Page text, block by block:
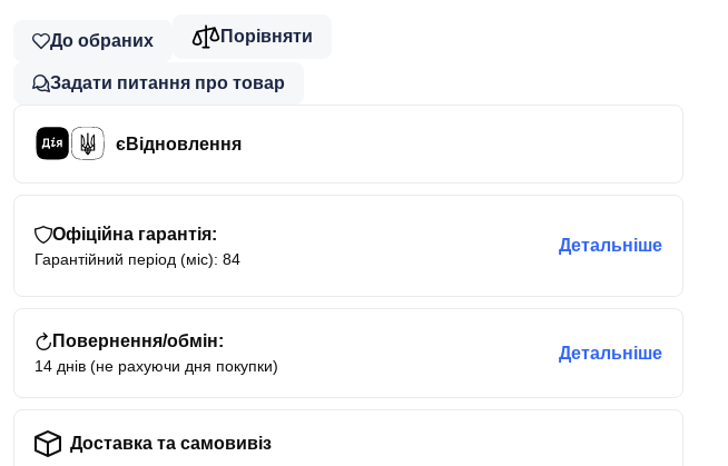
До обраних Порівняти
Задати питання про товар
єВідновлення
Офіційна гарантія:
Гарантійний період (міс): 84
Детальніше
Повернення/обмін:
14 днів (не рахуючи дня покупки)
Детальніше
Доставка та самовивіз